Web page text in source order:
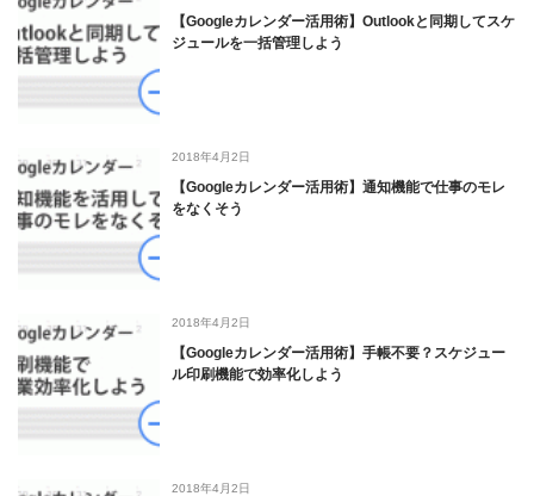
【Googleカレンダー活用術】Outlookと同期してスケ
ジュールを一括管理しよう
2018年4月2日
【Googleカレンダー活用術】通知機能で仕事のモレ
をなくそう
2018年4月2日
【Googleカレンダー活用術】手帳不要？スケジュー
ル印刷機能で効率化しよう
2018年4月2日